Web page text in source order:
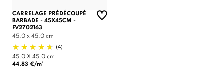
CARRELAGE PRÉDÉCOUPÉ
BARBADE - 45X45CM -
FV2702163
45.0 x 45.0 cm
(4)
45.0 X 45.0 cm
44.83 €/m²